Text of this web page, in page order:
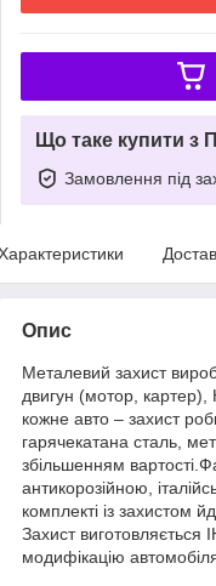
Що таке купити з
Замовлення під
Опис
Металевий захист
двигун (мотор,
кожне авто – захист
гарячекатана сталь,
збільшенням
антикорозійною,
комплекті із захистом
Захист
модифікацію